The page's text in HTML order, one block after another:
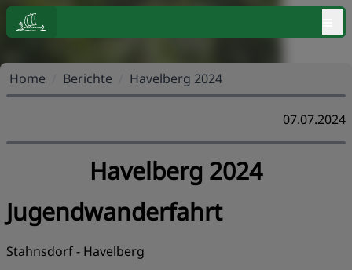
Home Berichte Havelberg 2024
07.07.2024
Havelberg 2024
Jugendwanderfahrt
Stahnsdorf - Havelberg